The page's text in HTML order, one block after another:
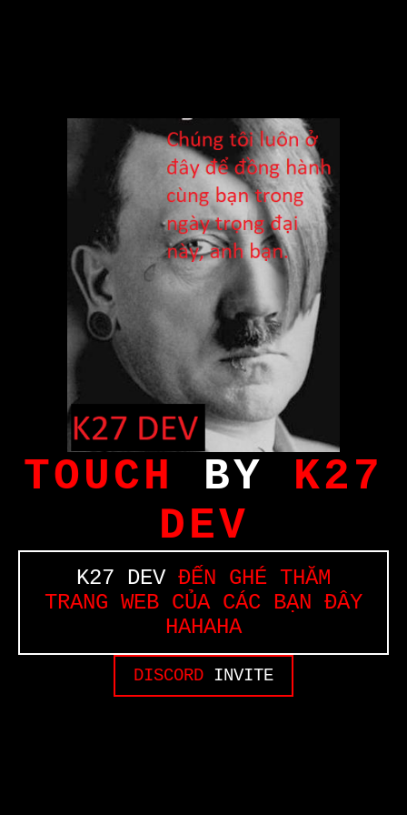
TOUCH BY K27
DEV
K27 DEVĐẾN GHÉ THĂM
TRANG WEB CỦA CÁC BẠN ĐÂY
HAHAHA
DISCORD INVITE